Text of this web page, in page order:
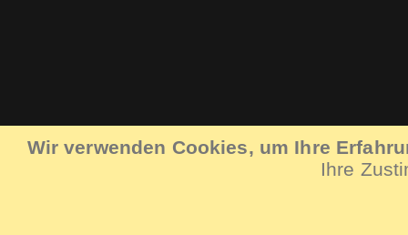
Wir verwenden Cookies, um Ihre
Ihre